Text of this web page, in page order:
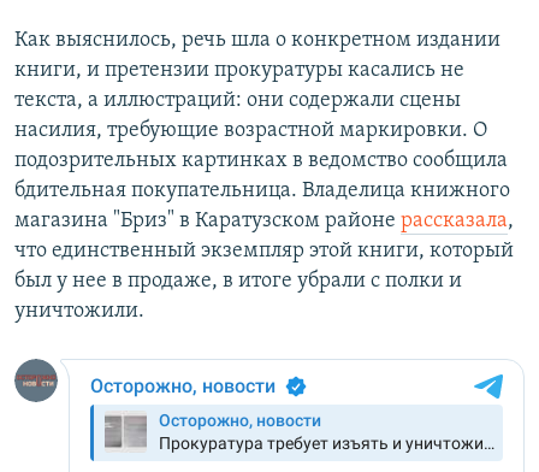
Как выяснилось, речь шла о конкретном издании
книги, и претензии прокуратуры касались не
текста, а иллюстраций: они содержали сцены
насилия, требующие возрастной маркировки. О
подозрительных картинках в ведомство сообщила
бдительная покупательница. Владелица книжного
магазина "Бриз" в Каратузском районе рассказала,
что единственный экземпляр этой книги, который
был у нее в продаже, в итоге убрали с полки и
уничтожили.